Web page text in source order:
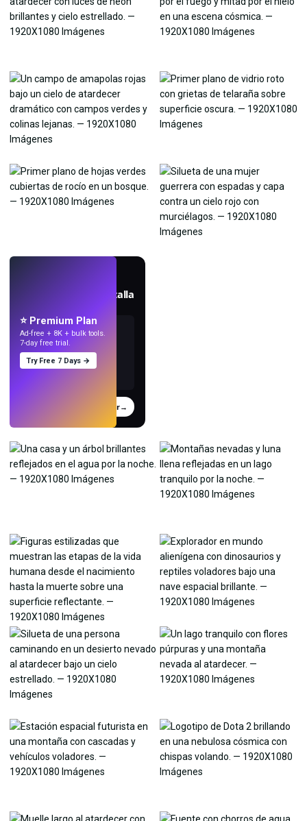
Crea fondos de pantalla
Probar→
⭐ Premium Plan
Ad-free + 8K + bulk tools.
7-day free trial.
Try Free 7 Days →